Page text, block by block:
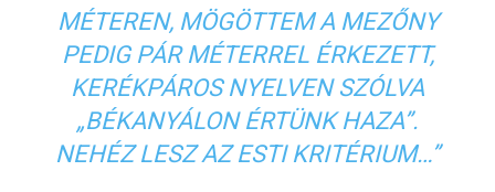
MÉTEREN, MÖGÖTTEM A MEZŐNY
PEDIG PÁR MÉTERREL ÉRKEZETT,
KERÉKPÁROS NYELVEN SZÓLVA
„BÉKANYÁLON ÉRTÜNK HAZA”.
NEHÉZ LESZ AZ ESTI KRITÉRIUM…”